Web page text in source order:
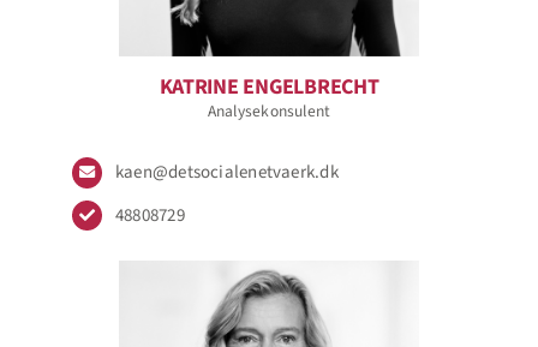
KATRINE ENGELBRECHT
Analysekonsulent
kaen@detsocialenetvaerk.dk
48808729